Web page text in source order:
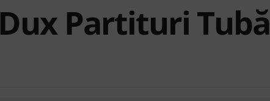
Partituri Tubă